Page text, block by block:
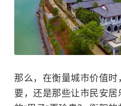
那么，在衡量城市价值时
要，还是那些让市民安